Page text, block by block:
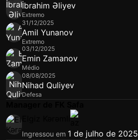
İbrahim Əliyev
Extremo
31/12/2025
Amil Yunanov
Extremo
03/12/2025
Emin Zamanov
Médio
08/08/2025
Nihad Quliyev
Defesa
Ingressou em 1 de julho de 2025